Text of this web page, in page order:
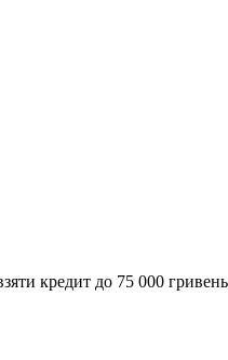
кредит до 75 000